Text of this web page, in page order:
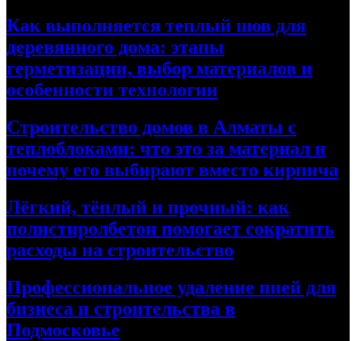
Как выполняется теплый шов для
деревянного дома: этапы
герметизации, выбор материалов и
особенности технологии
Строительство домов в Алматы с
теплоблоками: что это за материал и
почему его выбирают вместо кирпича
Лёгкий, тёплый и прочный: как
полистиролбетон помогает сократить
расходы на строительство
Профессиональное удаление пней для
бизнеса и строительства в
Подмосковье